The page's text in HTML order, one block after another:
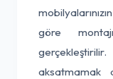
göre
aksatmamak